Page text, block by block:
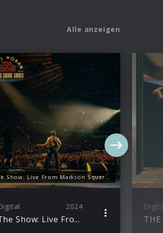
Alle anzeigen
The Show: Live From Madison Square Garden - Digital
2024
The Show: Live From Madison Square Garden THE